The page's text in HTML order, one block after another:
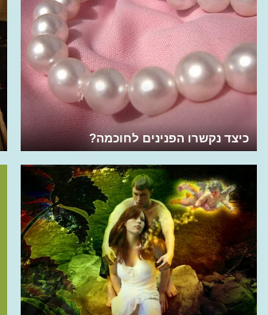
כיצד נקשרו הפנינים לחוכמה?